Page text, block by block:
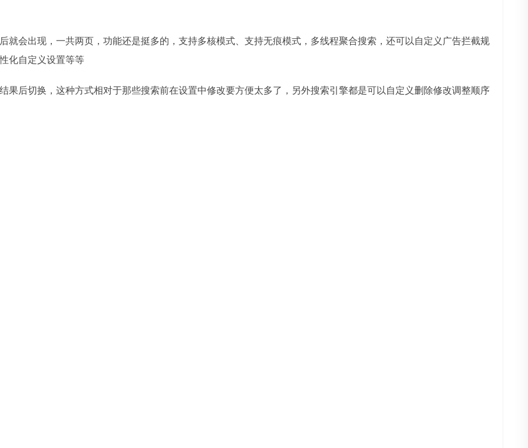
就会出现，一共两页，功能还是挺多的，支持多核模式、支持无痕模式，多线程聚合搜索，还可以自定义广告拦截规
化自定义设置等等
果后切换，这种方式相对于那些搜索前在设置中修改要方便太多了，另外搜索引擎都是可以自定义删除修改调整顺序